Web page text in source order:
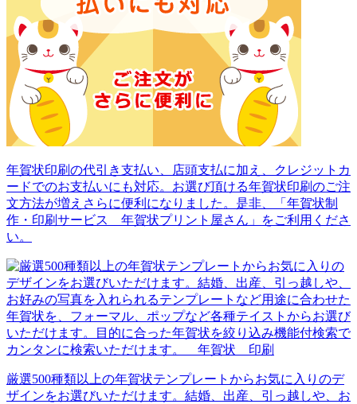
年賀状印刷の代引き支払い、店頭支払に加え、クレジットカ
ードでのお支払いにも対応。お選び頂ける年賀状印刷のご注
文方法が増えさらに便利になりました。是非、「年賀状制
作・印刷サービス 年賀状プリント屋さん」をご利用くださ
い。
厳選500種類以上の年賀状テンプレートからお気に入りのデ
ザインをお選びいただけます。結婚、出産、引っ越しや、お